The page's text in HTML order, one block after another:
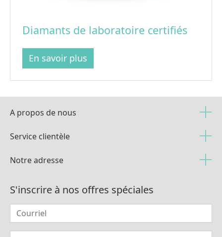
Diamants de laboratoire certifiés
En savoir plus
A propos de nous
Service clientèle
Notre adresse
S'inscrire à nos offres spéciales